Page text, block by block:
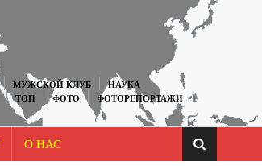
МУЖСКОЙ КЛУБ
НАУКА
ТОП ФОТО
ФОТОРЕПОРТАЖИ
О НАС